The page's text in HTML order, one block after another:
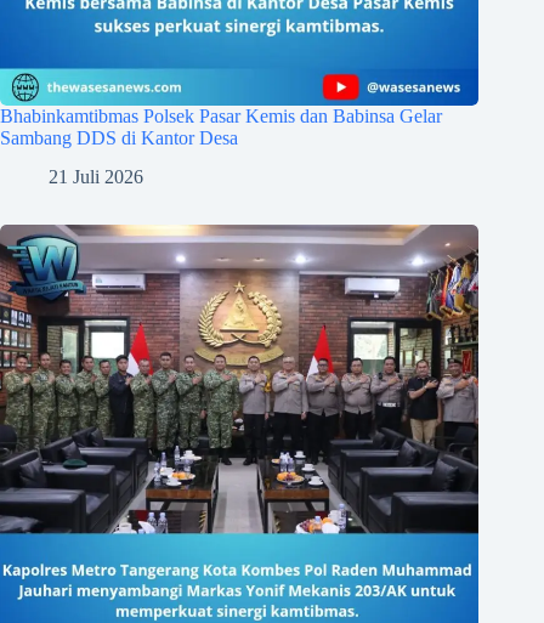
Bhabinkamtibmas Polsek Pasar Kemis dan Babinsa Gelar
Sambang DDS di Kantor Desa
21 Juli 2026